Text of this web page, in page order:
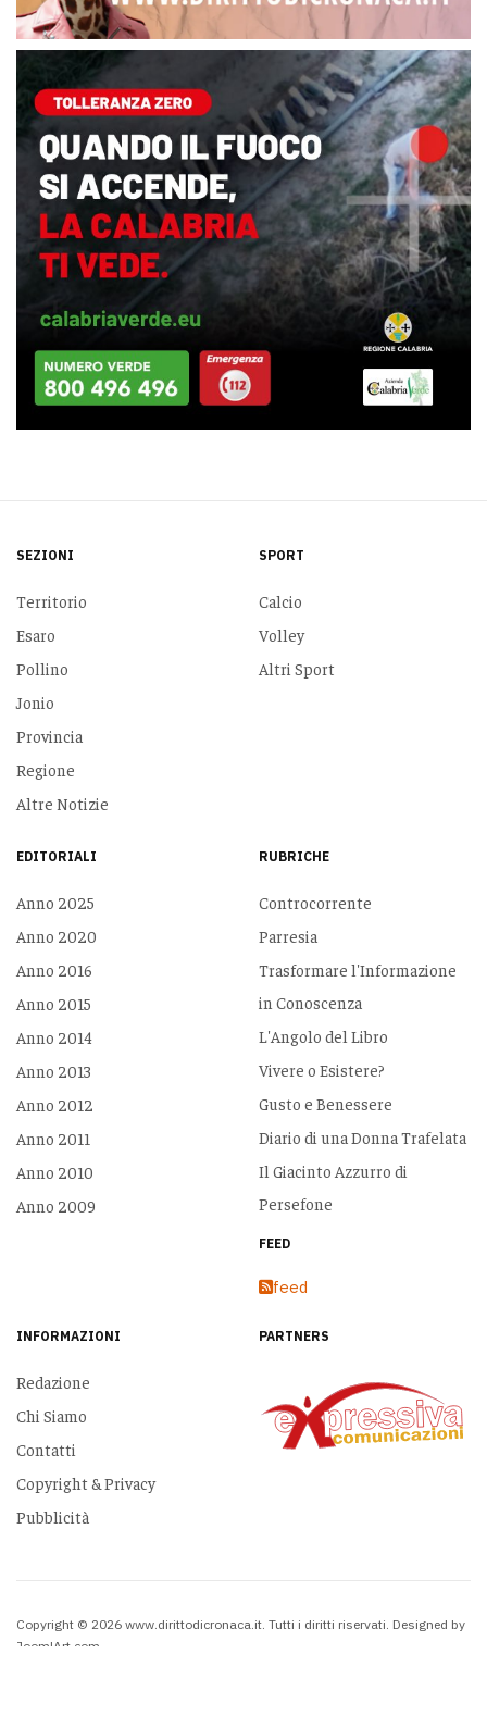
SEZIONI
Territorio
Esaro
Pollino
Jonio
Provincia
Regione
Altre Notizie
SPORT
Calcio
Volley
Altri Sport
EDITORIALI
Anno 2025
Anno 2020
Anno 2016
Anno 2015
Anno 2014
Anno 2013
Anno 2012
Anno 2011
Anno 2010
Anno 2009
RUBRICHE
Controcorrente
Parresia
Trasformare l'Informazione
in Conoscenza
L'Angolo del Libro
Vivere o Esistere?
Gusto e Benessere
Diario di una Donna Trafelata
Il Giacinto Azzurro di
Persefone
FEED
feed
INFORMAZIONI
Redazione
Chi Siamo
Contatti
Copyright & Privacy
Pubblicità
PARTNERS
Copyright © 2026 www.dirittodicronaca.it. Tutti i diritti riservati. Designed by
JoomlArt.com